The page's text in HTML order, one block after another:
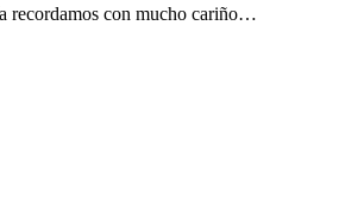
recordamos con mucho cariño…